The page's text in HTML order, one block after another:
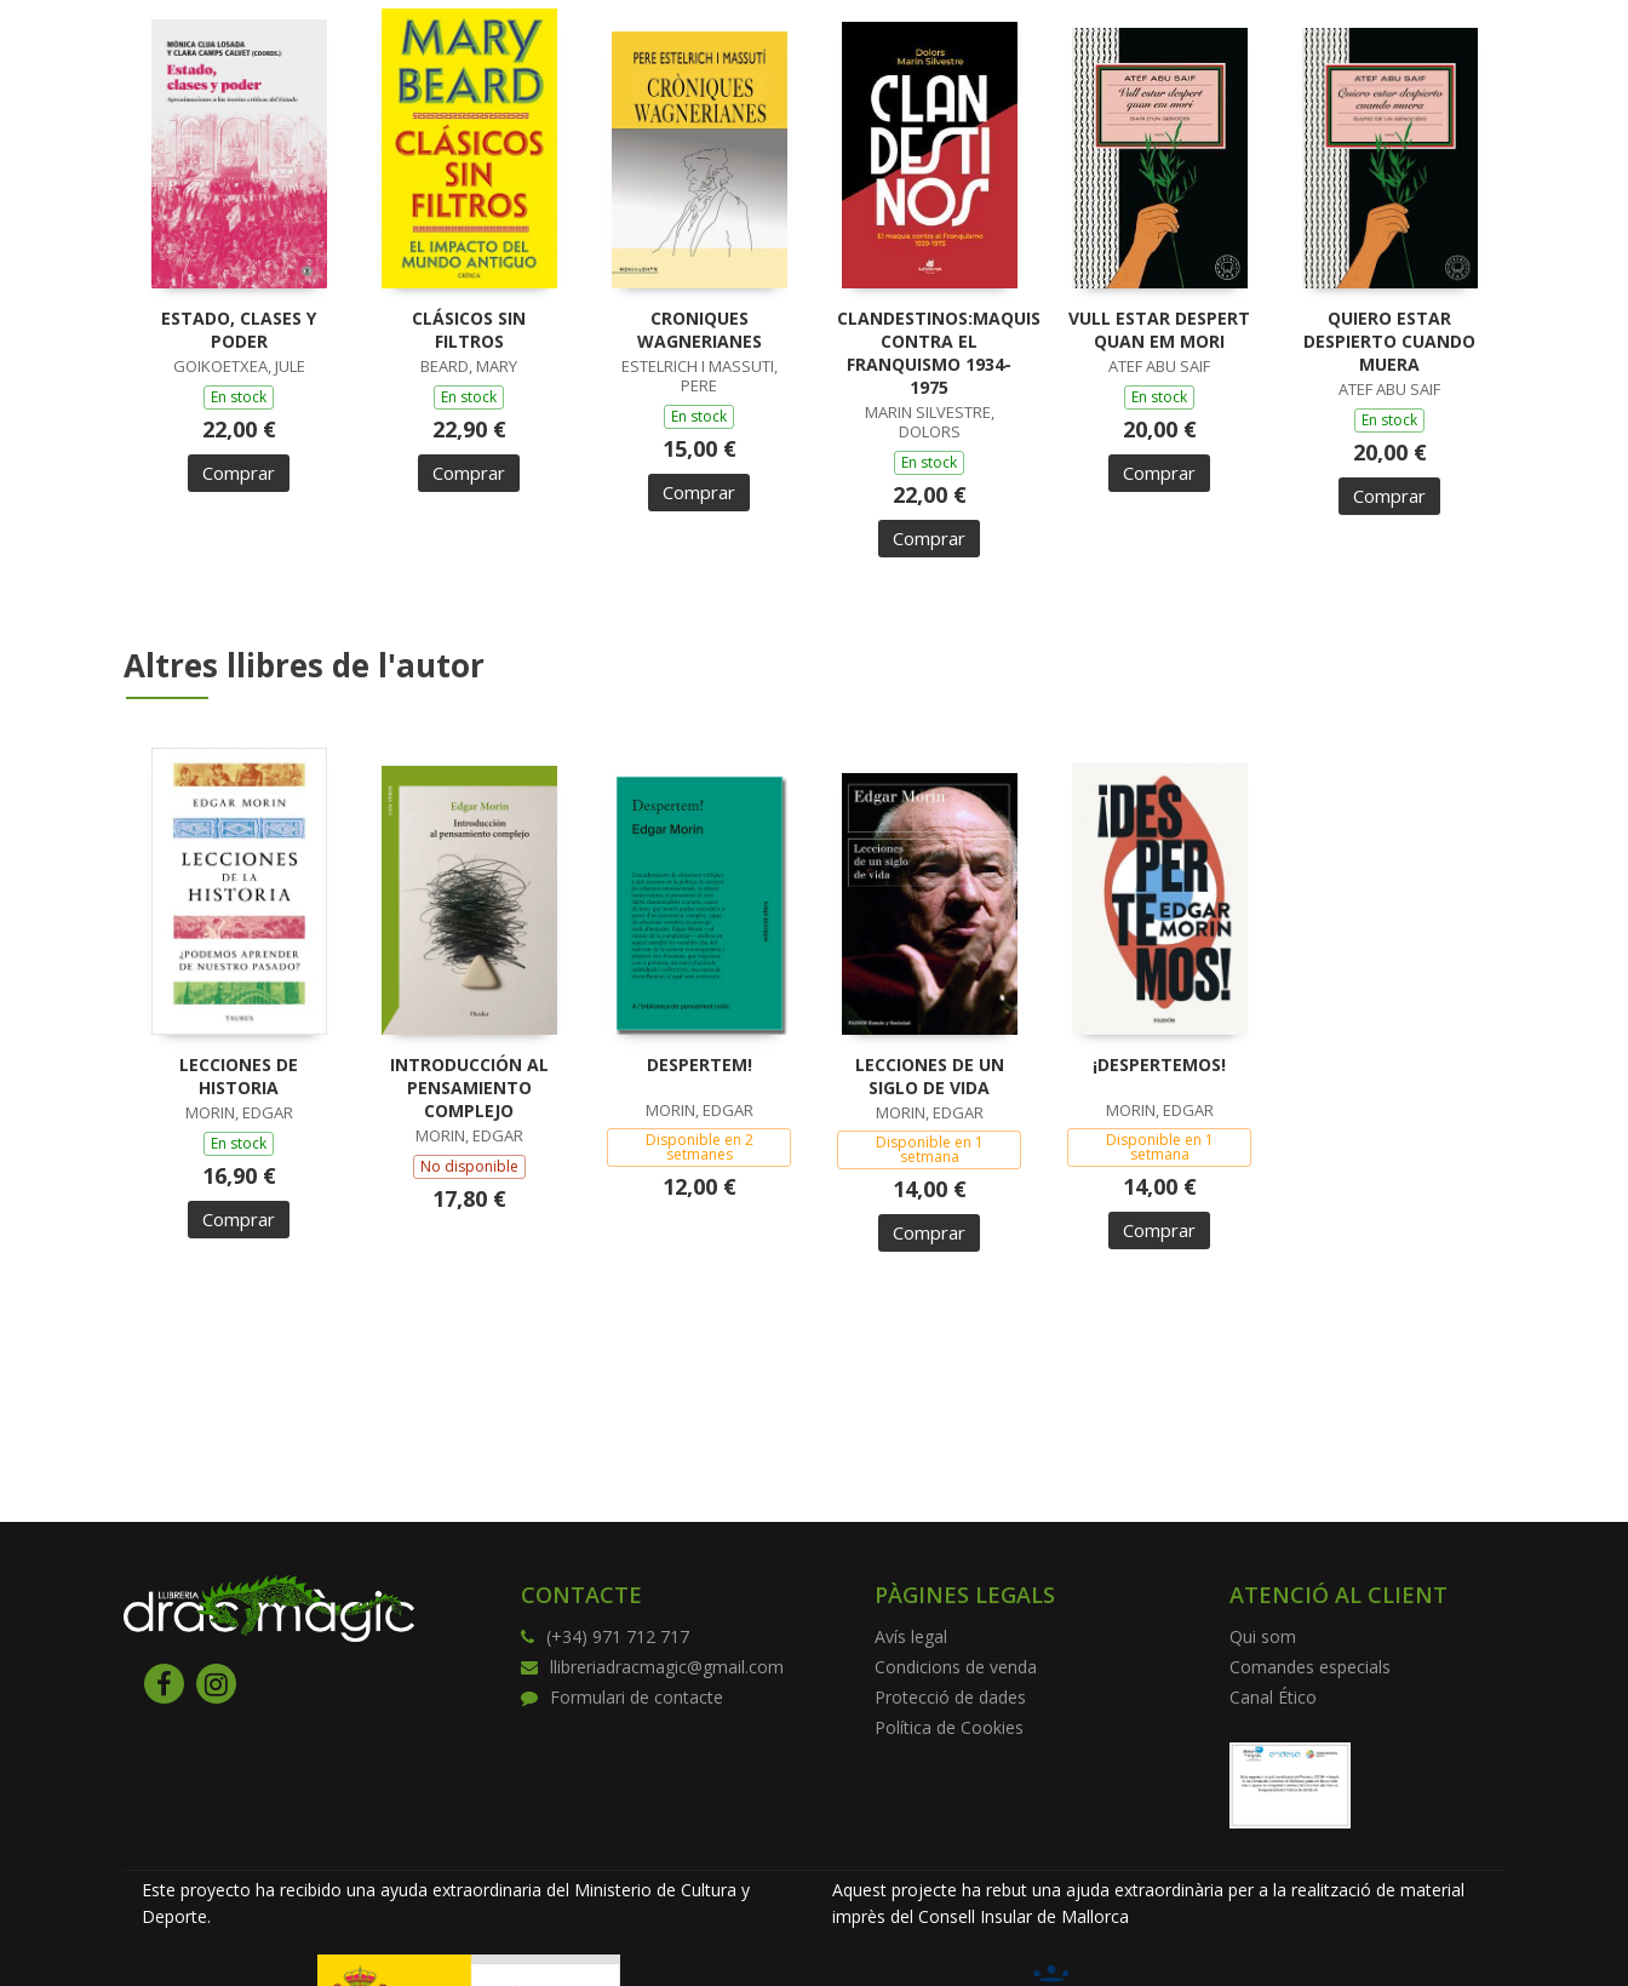
ESTADO, CLASES Y
PODER
GOIKOETXEA, JULE
En stock
22,00 €
Comprar
CLÁSICOS SIN
FILTROS
BEARD, MARY
En stock
22,90 €
Comprar
CRONIQUES
WAGNERIANES
ESTELRICH I MASSUTI,
PERE
En stock
15,00 €
Comprar
CLANDESTINOS:MAQUIS
CONTRA EL
FRANQUISMO 1934-
1975
MARIN SILVESTRE,
DOLORS
En stock
22,00 €
Comprar
VULL ESTAR DESPERT
QUAN EM MORI
ATEF ABU SAIF
En stock
20,00 €
Comprar
QUIERO ESTAR
DESPIERTO CUANDO
MUERA
ATEF ABU SAIF
En stock
20,00 €
Comprar
Altres llibres de l'autor
LECCIONES DE
HISTORIA
MORIN, EDGAR
En stock
16,90 €
Comprar
INTRODUCCIÓN AL
PENSAMIENTO
COMPLEJO
MORIN, EDGAR
No disponible
17,80 €
DESPERTEM!
MORIN, EDGAR
Disponible en 2
setmanes
12,00 €
LECCIONES DE UN
SIGLO DE VIDA
MORIN, EDGAR
Disponible en 1
setmana
14,00 €
Comprar
¡DESPERTEMOS!
MORIN, EDGAR
Disponible en 1
setmana
14,00 €
Comprar
CONTACTE
(+34) 971 712 717
llibreriadracmagic@gmail.com
Formulari de contacte
PÀGINES LEGALS
Avís legal
Condicions de venda
Protecció de dades
Política de Cookies
ATENCIÓ AL CLIENT
Qui som
Comandes especials
Canal Ético
Este proyecto ha recibido una ayuda extraordinaria del Ministerio de Cultura y
Deporte.
Aquest projecte ha rebut una ajuda extraordinària per a la realització de material
imprès del Consell Insular de Mallorca